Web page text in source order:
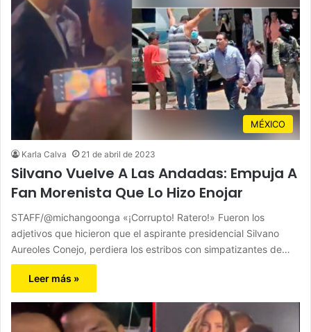
MÉXICO
Karla Calva 21 de abril de 2023
Silvano Vuelve A Las Andadas: Empuja A
Fan Morenista Que Lo Hizo Enojar
STAFF/@michangoonga «¡Corrupto! Ratero!» Fueron los
adjetivos que hicieron que el aspirante presidencial Silvano
Aureoles Conejo, perdiera los estribos con simpatizantes de…
Leer más »